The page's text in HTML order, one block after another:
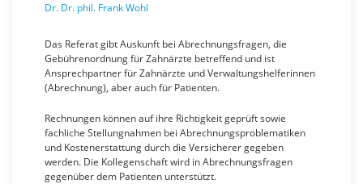
Dr. Dr. phil. Frank Wohl
Das Referat gibt Auskunft bei Abrechnungsfragen, die
Gebührenordnung für Zahnärzte betreffend und ist
Ansprechpartner für Zahnärzte und Verwaltungshelferinnen
(Abrechnung), aber auch für Patienten.
Rechnungen können auf ihre Richtigkeit geprüft sowie
fachliche Stellungnahmen bei Abrechnungsproblematiken
und Kostenerstattung durch die Versicherer gegeben
werden. Die Kollegenschaft wird in Abrechnungsfragen
gegenüber dem Patienten unterstützt.